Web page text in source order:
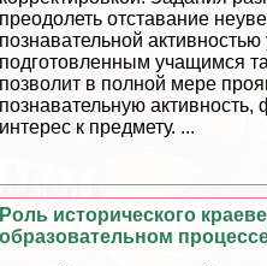
преодолеть отставание
познавательной
подготовленным учащимся
позволит в полной мере
познавательную
интерес к предмету. ...
Роль исторического
образовательном